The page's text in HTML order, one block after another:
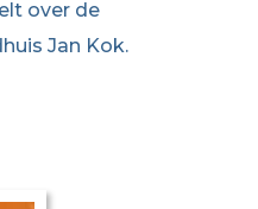
over de
Jan Kok.